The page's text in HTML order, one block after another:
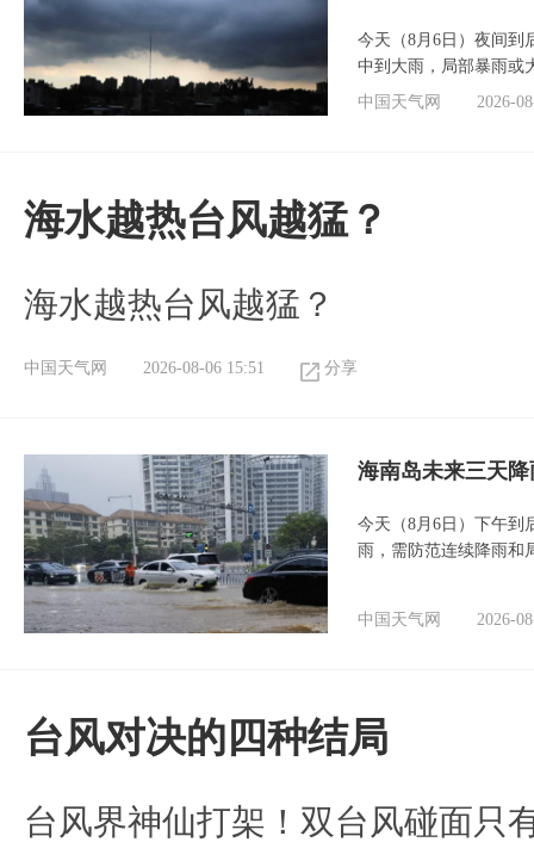
今天（8月6日）夜间到
中到大雨，局部暴雨或
中国天气网
2026-
海水越热台风越猛？
海水越热台风越猛？
中国天气网 2026-08-06 15:51 分享
海南岛未来三天
今天（8月6日）下午到
雨，需防范连续降雨和
中国天气网 2026-
台风对决的四种结局
台风界神仙打架！双台风碰面只